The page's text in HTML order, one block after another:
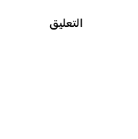
التعليق